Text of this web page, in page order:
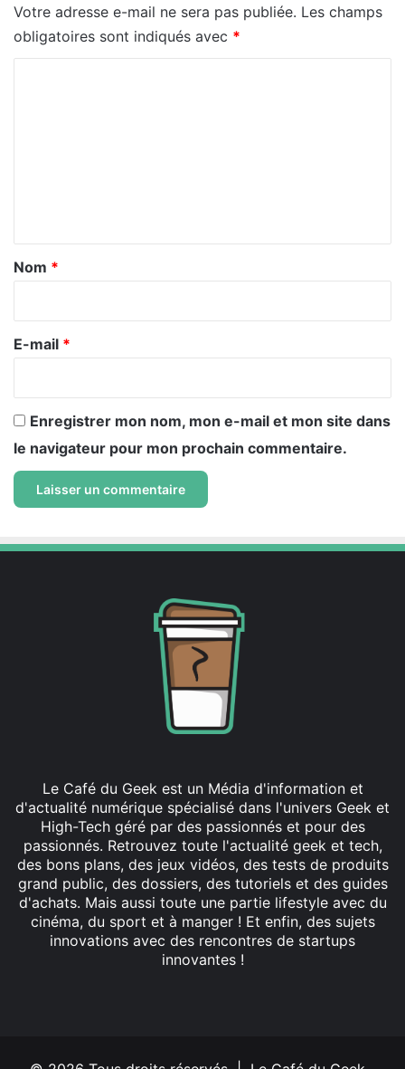
Votre adresse e-mail ne sera pas publiée. Les champs
obligatoires sont indiqués avec *
a
e
Nom *
E-mail *
Enregistrer mon nom, mon e-mail et mon site dans
le navigateur pour mon prochain commentaire.
Le Café du Geek est un Média d'information et
d'actualité numérique spécialisé dans l'univers Geek et
High-Tech géré par des passionnés et pour des
passionnés. Retrouvez toute l'actualité geek et tech,
des bons plans, des jeux vidéos, des tests de produits
grand public, des dossiers, des tutoriels et des guides
d'achats. Mais aussi toute une partie lifestyle avec du
cinéma, du sport et à manger ! Et enfin, des sujets
innovations avec des rencontres de startups
innovantes !